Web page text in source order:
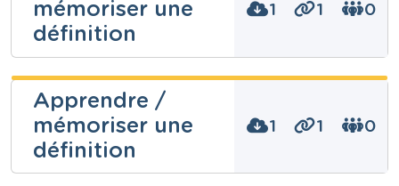
mémoriser une
définition
1 1 0
Gilles Déom
Niveau
Secondaire
Cours
Ressources transversales
Apprendre /
mémoriser une
définition
1 1 0